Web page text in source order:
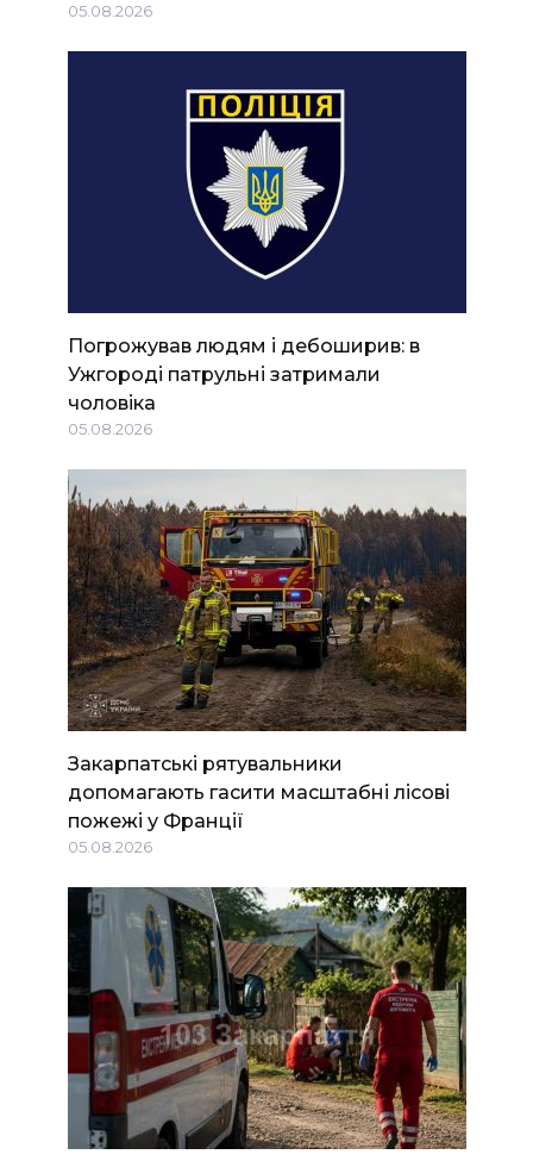
05.08.2026
Погрожував людям і дебоширив: в
Ужгороді патрульні затримали
чоловіка
05.08.2026
Закарпатські рятувальники
допомагають гасити масштабні лісові
пожежі у Франції
05.08.2026